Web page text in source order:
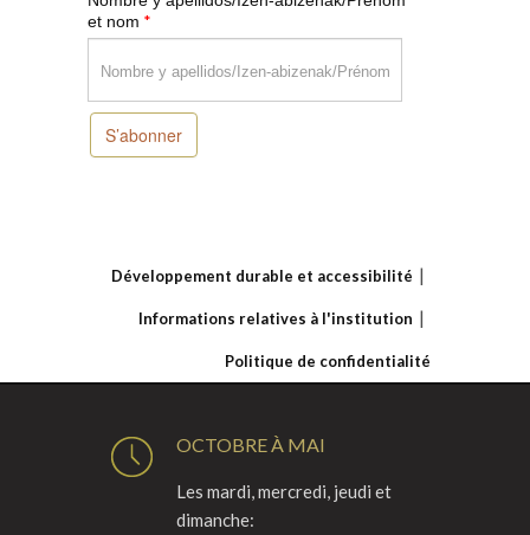
et nom *
S’abonner
Développement durable et accessibilité
Informations relatives à l'institution
Politique de confidentialité
OCTOBRE À MAI
Les mardi, mercredi, jeudi et
dimanche: